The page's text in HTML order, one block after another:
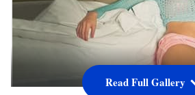
Read Full Gallery